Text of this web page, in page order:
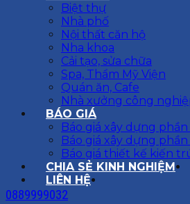
Biệt thự
Nhà phố
Nội thất căn hộ
Nha khoa
Cải tạo, sửa chữa
Spa, Thẩm Mỹ Viện
Quán ăn, Cafe
Nhà xưởng công
BÁO GIÁ
Báo giá xây dựng
Báo giá xây dựng
Báo giá thiết kế kiến
CHIA SẺ KINH NGHIỆM
LIÊN HỆ
0889999032